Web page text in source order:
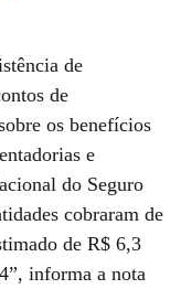
de
de
os benefícios
e
do Seguro
cobraram de
de R$ 6,3
informa a nota